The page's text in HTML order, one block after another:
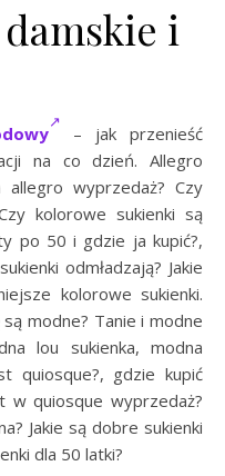
i
– jak przenieść
na co dzień. Allegro
wyprzedaż? Czy
kolorowe sukienki są
po 50 i gdzie ja kupić?,
odmładzają? Jakie
kolorowe sukienki.
modne? Tanie i modne
lou sukienka, modna
quiosque?, gdzie kupić
w quiosque wyprzedaż?
Jakie są dobre sukienki
dla 50 latki?